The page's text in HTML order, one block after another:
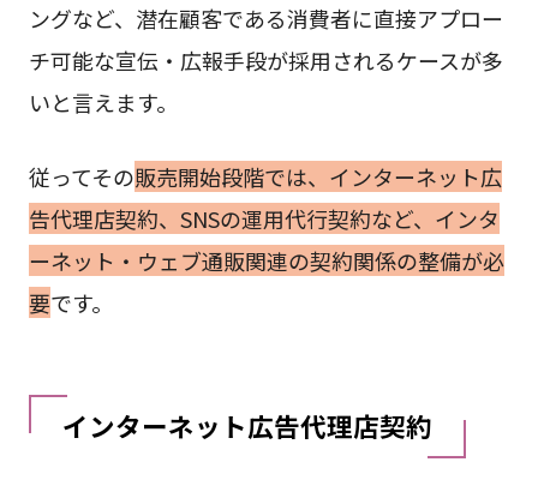
ングなど、潜在顧客である消費者に直接アプロー
チ可能な宣伝・広報手段が採用されるケースが多
いと言えます。
従ってその販売開始段階では、インターネット広
告代理店契約、SNSの運用代行契約など、インタ
ーネット・ウェブ通販関連の契約関係の整備が必
要です。
インターネット広告代理店契約